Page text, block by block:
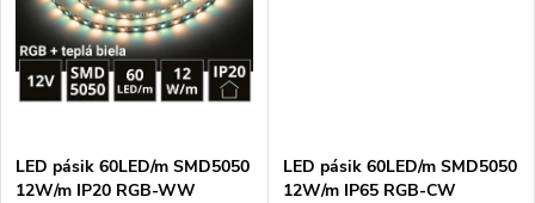
LED pásik 60LED/m SMD5050
12W/m IP20 RGB-WW
LED pásik 60LED/m SMD5050
12W/m IP65 RGB-CW